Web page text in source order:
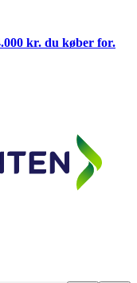
kr. du køber for.